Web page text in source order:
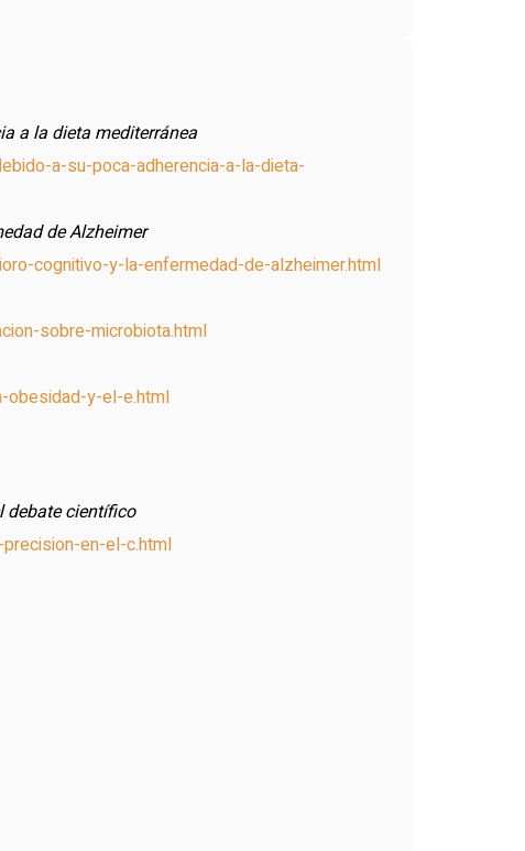
a la dieta mediterránea
a-su-poca-adherencia-a-la-dieta-
de Alzheimer
cognitivo-y-la-enfermedad-de-alzheimer.html
sobre-microbiota.html
obesidad-y-el-e.html
debate científico
en-el-c.html